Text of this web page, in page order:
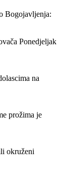
Bogojavljenja:
Ponedjeljak
na
prožima je
okruženi